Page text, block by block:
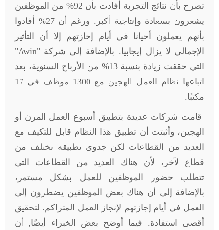
تصرح بأن نتائج التجربة أفادت بأن 92% من الموظفين
يشعرون بسعادة وإنتاجية أكبر. ورغم أن 27% أفادوا
بأنهم يعملون أحيانا في أيام إجازتهم إلا أن التأثير
الإجمالي لا يزال إيجابيا. بالإضافة إلى شركة "Awin
"
التي حققت زيادة بنسبة 13% من الأرباح السنوية، بعد
اتباعها نظام العمل الهجين مع 1300 موظف في 17
مكتبًا.
قامت شركات عديدة بتطبيق أسبوع العمل المرن أو
الهجين، وأثبتت أن تطبيق هذا النظام قابل للتكيف مع
العديد من القطاعات لكن جدوى تطبيقه تختلف من
قطاع لآخر، لأن هناك العديد من القطاعات التى
تتطلب حضور الموظفين للعمل بشكل مستمر،
بالإضافة إلى أن هناك بعض الموظفين يضطرون إلى
العمل في أيام إجازتهم لإنجاز العمل المتراكم، لتحقيق
أقصى استفادة. فيما أوضح بعض الخبراء أيضًا, أن